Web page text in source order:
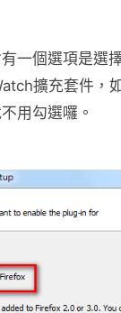
一個選項是選
擴充套件，
用勾選囉。